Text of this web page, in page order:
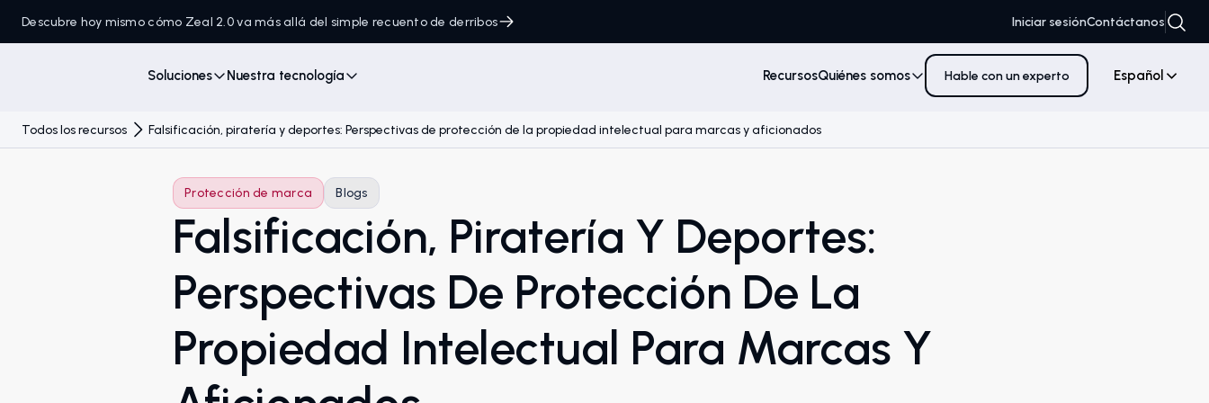
Descubre hoy mismo cómo Zeal 2.0 va más allá del simple recuento de derribos Iniciar sesiónContáctanos
Soluciones Nuestra tecnología RecursosQuiénes somos Hable con un experto Español
Todos los recursos Falsificación, piratería y deportes: Perspectivas de protección de la propiedad intelectual para marcas y aficionados
Protección de marca Blogs
Falsificación, Piratería Y Deportes:
Perspectivas De Protección De La
Propiedad Intelectual Para Marcas Y